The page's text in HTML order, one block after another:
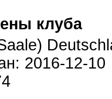
клуба
2016-12-10